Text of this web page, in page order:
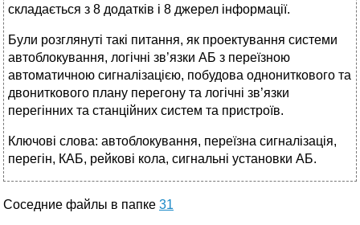
складається з 8 додатків і 8 джерел інформації.
Були розглянуті такі питання, як проектування системи
автоблокування, логічні зв’язки АБ з переїзною
автоматичною сигналізацією, побудова однониткового та
двониткового плану перегону та логічні зв’язки
перегінних та станційних систем та пристроїв.
Ключові слова: автоблокування, переїзна сигналізація,
перегін, КАБ, рейкові кола, сигнальні установки АБ.
Соседние файлы в папке 31